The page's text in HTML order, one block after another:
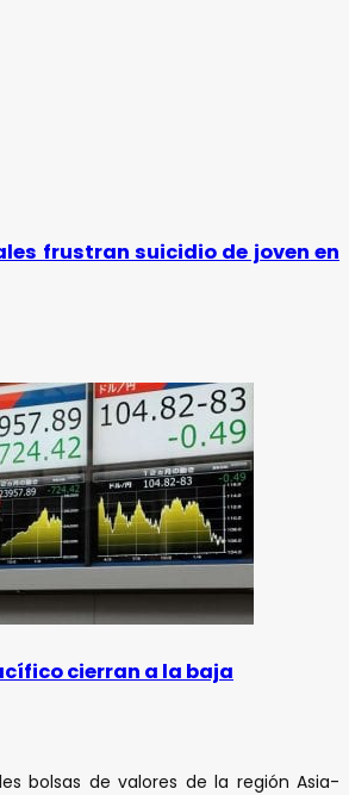
frustran suicidio de joven en
cierran a la baja
bolsas de valores de la región Asia-